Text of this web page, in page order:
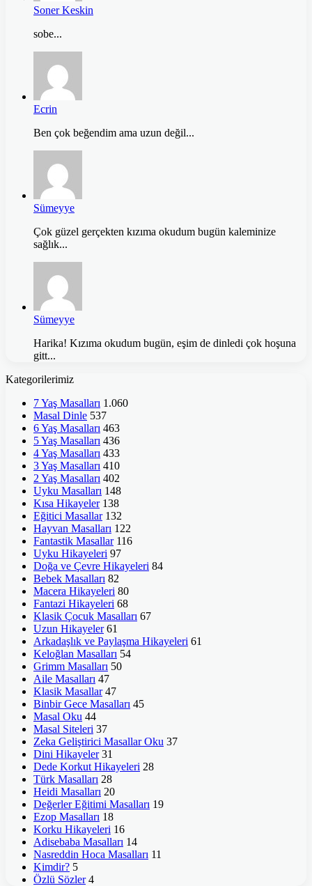
Soner Keskin
sobe...
Ecrin
Ben çok beğendim ama uzun değil...
Sümeyye
Çok güzel gerçekten kızıma okudum bugün kaleminize
sağlık...
Sümeyye
Harika! Kızıma okudum bugün, eşim de dinledi çok hoşuna
gitt...
Kategorilerimiz
7 Yaş Masalları 1.060
Masal Dinle 537
6 Yaş Masalları 463
5 Yaş Masalları 436
4 Yaş Masalları 433
3 Yaş Masalları 410
2 Yaş Masalları 402
Uyku Masalları 148
Kısa Hikayeler 138
Eğitici Masallar 132
Hayvan Masalları 122
Fantastik Masallar 116
Uyku Hikayeleri 97
Doğa ve Çevre Hikayeleri 84
Bebek Masalları 82
Macera Hikayeleri 80
Fantazi Hikayeleri 68
Klasik Çocuk Masalları 67
Uzun Hikayeler 61
Arkadaşlık ve Paylaşma Hikayeleri 61
Keloğlan Masalları 54
Grimm Masalları 50
Aile Masalları 47
Klasik Masallar 47
Binbir Gece Masalları 45
Masal Oku 44
Masal Siteleri 37
Zeka Geliştirici Masallar Oku 37
Dini Hikayeler 31
Dede Korkut Hikayeleri 28
Türk Masalları 28
Heidi Masalları 20
Değerler Eğitimi Masalları 19
Ezop Masalları 18
Korku Hikayeleri 16
Adisebaba Masalları 14
Nasreddin Hoca Masalları 11
Kimdir? 5
Özlü Sözler 4